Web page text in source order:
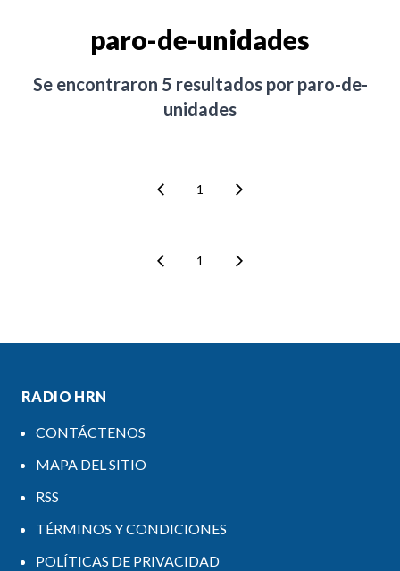
paro-de-unidades
Se encontraron 5 resultados por paro-de-
unidades
1
1
RADIO HRN
CONTÁCTENOS
MAPA DEL SITIO
RSS
TÉRMINOS Y CONDICIONES
POLÍTICAS DE PRIVACIDAD